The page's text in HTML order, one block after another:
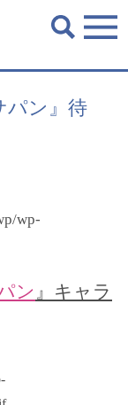
パン』待
ン 』キャラ